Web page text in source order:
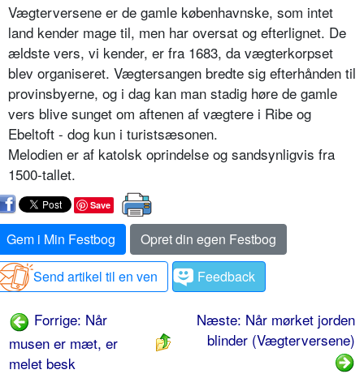
Vægterversene er de gamle københavnske, som intet
land kender mage til, men har oversat og efterlignet. De
ældste vers, vi kender, er fra 1683, da vægterkorpset
blev organiseret. Vægtersangen bredte sig efterhånden til
provinsbyerne, og i dag kan man stadig høre de gamle
vers blive sunget om aftenen af vægtere i Ribe og
Ebeltoft - dog kun i turistsæsonen.
Melodien er af katolsk oprindelse og sandsynligvis fra
1500-tallet.
Save
Gem i Min Festbog
Opret din egen Festbog
Send artikel til en ven
Feedback
Forrige: Når
musen er mæt, er
melet besk
Næste: Når mørket jorden
blinder (Vægterversene)